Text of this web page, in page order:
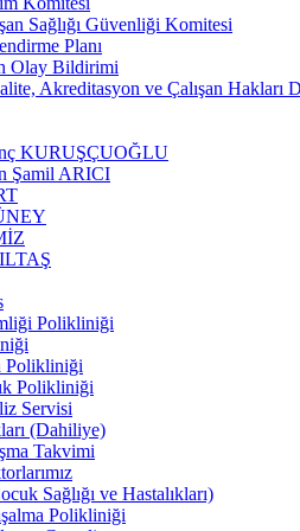
Sağlığı Güvenliği Komitesi
Planı
Olay Bildirimi
Akreditasyon ve Çalışan Hakları
KURUŞÇUOĞLU
Şamil ARICI
Polikliniği
Polikliniği
Polikliniği
Servisi
(Dahiliye)
Takvimi
Sağlığı ve Hastalıkları)
Polikliniği